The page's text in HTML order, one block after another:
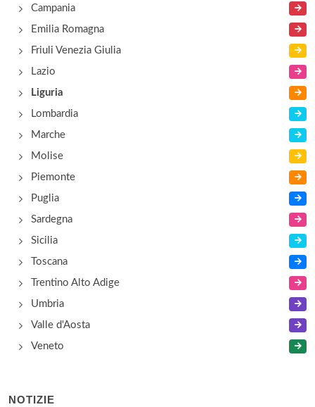
Campania
Emilia Romagna
Friuli Venezia Giulia
Lazio
Liguria
Lombardia
Marche
Molise
Piemonte
Puglia
Sardegna
Sicilia
Toscana
Trentino Alto Adige
Umbria
Valle d'Aosta
Veneto
NOTIZIE